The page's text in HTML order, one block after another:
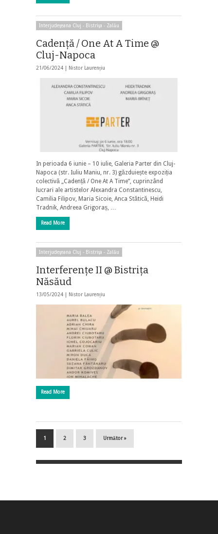
Interjudeţeana Cluj - Bistriţa - Zalău
Cadență / One At A Time @
Cluj-Napoca
21/06/2024 | Nistor Laurențiu
In perioada 6 iunie – 10 iulie, Galeria Parter din Cluj-
Napoca (str. Iuliu Maniu, nr. 3) găzduiește expoziția
colectivă „Cadență / One At A Time”, cuprinzând
lucrari ale artistelor Alexandra Constantinescu,
Camilia Filipov, Maria Sicoie, Anca Stătică, Heidi
Tradnik, Andreea Grigoraș, …
Read More
Interjudeţeana Cluj - Bistriţa - Zalău
Interferenţe II @ Bistriţa
Năsăud
13/05/2024 | Nistor Laurențiu
Read More
1 2 3 Următor »